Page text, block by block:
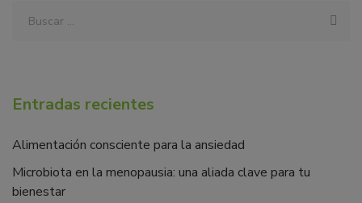
Entradas recientes
Alimentación consciente para la ansiedad
Microbiota en la menopausia: una aliada clave para tu
bienestar